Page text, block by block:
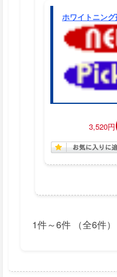
ホワイトニン
3,520円
1件～6件 （全6件）